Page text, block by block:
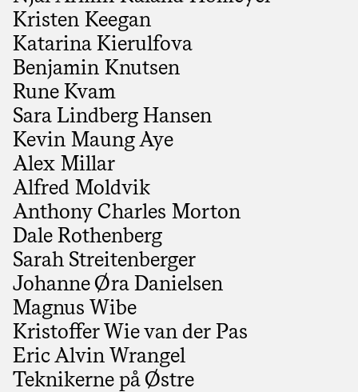
Kristen Keegan
Katarina Kierulfova
Benjamin Knutsen
Rune Kvam
Sara Lindberg Hansen
Kevin Maung Aye
Alex Millar
Alfred Moldvik
Anthony Charles Morton
Dale Rothenberg
Sarah Streitenberger
Johanne Øra Danielsen
Magnus Wibe
Kristoffer Wie van der Pas
Eric Alvin Wrangel
Teknikerne på Østre